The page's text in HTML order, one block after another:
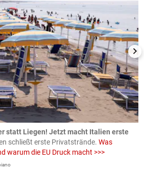
statt Liegen! Jetzt macht Italien erste
schließt erste Privatstrände. Was
warum die EU Druck macht >>>